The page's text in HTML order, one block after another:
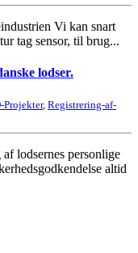
Vi kan snart
tag sensor, til brug...
lodser.
Projekter, Registrering-af-
lodsernes personlige
altid